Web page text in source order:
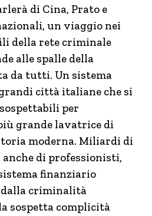
di Cina, Prato e
un viaggio nei
della rete criminale
alle spalle della
da tutti. Un sistema
città italiane che si
per
grande lavatrice di
moderna. Miliardi di
anche di professionisti,
finanziario
criminalità
sospetta complicità